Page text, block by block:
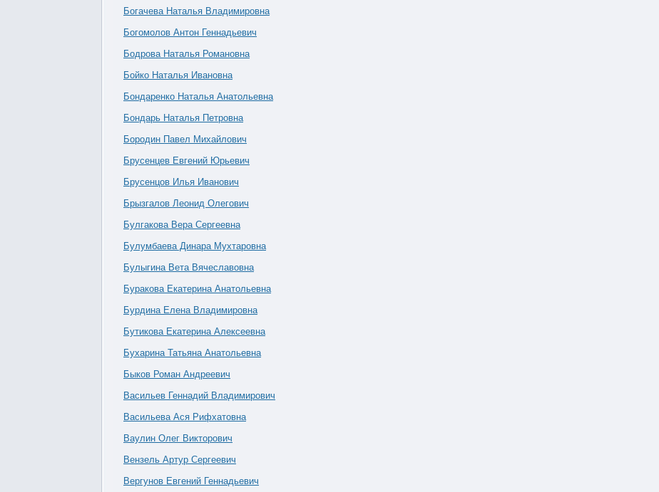
Богачева Наталья Владимировна
Богомолов Антон Геннадьевич
Бодрова Наталья Романовна
Бойко Наталья Ивановна
Бондаренко Наталья Анатольевна
Бондарь Наталья Петровна
Бородин Павел Михайлович
Брусенцев Евгений Юрьевич
Брусенцов Илья Иванович
Брызгалов Леонид Олегович
Булгакова Вера Сергеевна
Булумбаева Динара Мухтаровна
Булыгина Вета Вячеславовна
Буракова Екатерина Анатольевна
Бурдина Елена Владимировна
Бутикова Екатерина Алексеевна
Бухарина Татьяна Анатольевна
Быков Роман Андреевич
Васильев Геннадий Владимирович
Васильева Ася Рифхатовна
Ваулин Олег Викторович
Вензель Артур Сергеевич
Вергунов Евгений Геннадьевич